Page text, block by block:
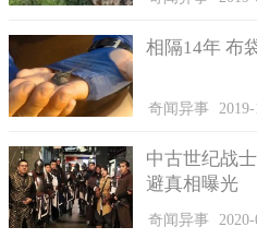
主人可以帮aibo取专属名字，而它
相隔14年 布
奇闻异事
中古世纪战
避真相曝光
奇闻异事